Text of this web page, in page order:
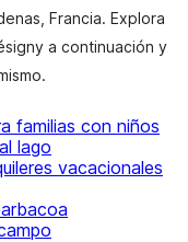
Francia. Explora
a continuación y
familias con niños
lago
vacacionales